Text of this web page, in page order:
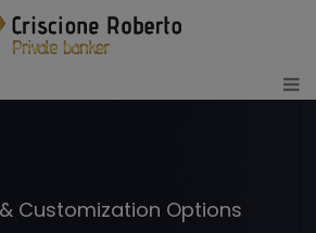
Customization Options